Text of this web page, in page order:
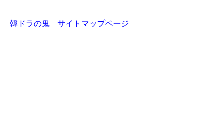
韓ドラの鬼 サイトマップページ